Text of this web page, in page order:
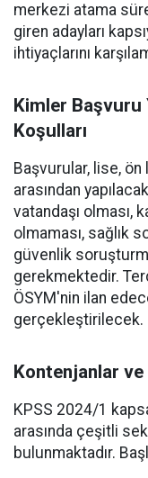
merkezi atama
giren adayları
ihtiyaçlarını
Kimler Başvuru
Koşulları
Başvurular, lise,
arasından
vatandaşı olması,
olmaması, sağlık
güvenlik
gerekmektedir.
ÖSYM'nin ilan
gerçekleştirilecek.
Kontenjanlar
KPSS 2024/1
arasında çeşitli
bulunmaktadır.